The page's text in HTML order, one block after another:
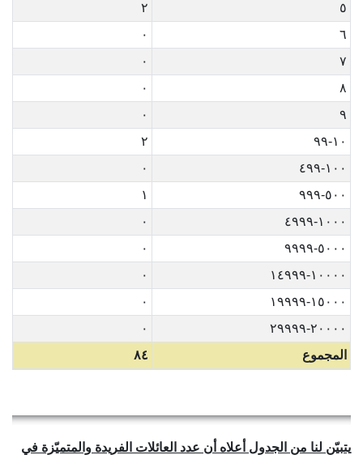
٥
٢
٦
٠
٧
٠
٨
٠
٩
٠
١٠-٩٩
٢
١٠٠-٤٩٩
٠
٥٠٠-٩٩٩
١
١٠٠٠-٤٩٩٩
٠
٥٠٠٠-٩٩٩٩
٠
١٠٠٠٠-١٤٩٩٩
٠
١٥٠٠٠-١٩٩٩٩
٠
٢٠٠٠٠-٢٩٩٩٩
٠
المجموع
٨٤
يتبيّن لنا من الجدول أعلاه أن عدد العائلات الفريدة والمتميّزة في